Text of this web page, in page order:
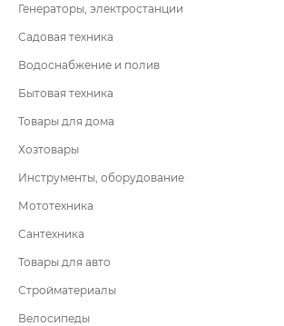
Генераторы, электростанции
Садовая техника
Водоснабжение и полив
Бытовая техника
Товары для дома
Хозтовары
Инструменты, оборудование
Мототехника
Сантехника
Товары для авто
Стройматериалы
Велосипеды